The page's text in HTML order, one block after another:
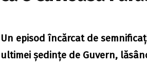
Un episod încărcat de
ultimei ședințe de Guvern,